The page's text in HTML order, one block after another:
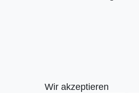
Wir akzeptieren